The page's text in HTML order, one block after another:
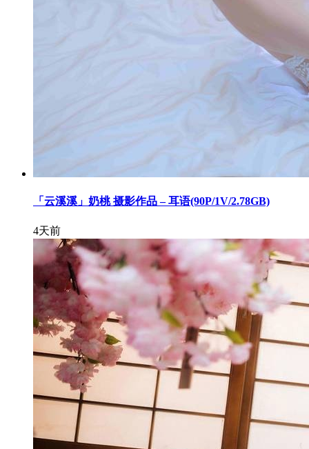
「云溪溪」奶桃 摄影作品 – 耳语(90P/1V/2.78GB)
4天前